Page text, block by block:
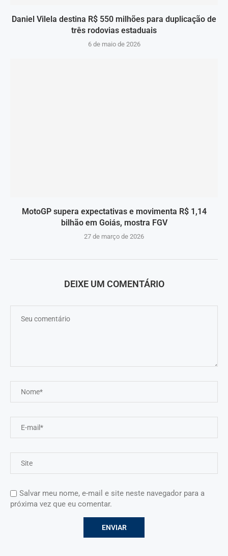
Daniel Vilela destina R$ 550 milhões para duplicação de
três rodovias estaduais
6 de maio de 2026
MotoGP supera expectativas e movimenta R$ 1,14
bilhão em Goiás, mostra FGV
27 de março de 2026
DEIXE UM COMENTÁRIO
Salvar meu nome, e-mail e site neste navegador para a
próxima vez que eu comentar.